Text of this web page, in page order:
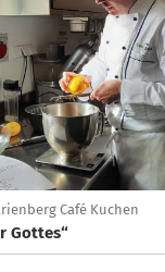
Café Kuchen
Gottes“